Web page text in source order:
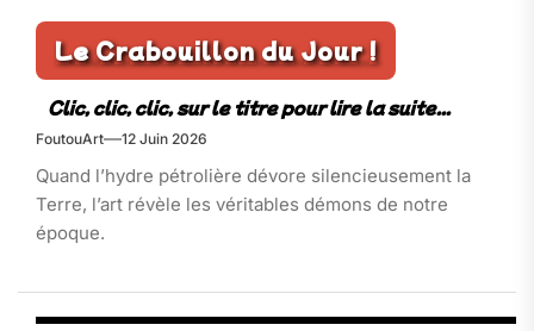
Le Crabouillon du Jour !
FoutouArt 12 Juin 2026
Quand l’hydre pétrolière dévore silencieusement la
Terre, l’art révèle les véritables démons de notre
époque.